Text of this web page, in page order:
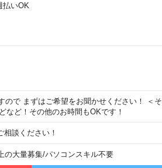
いOK
ので まずはご希望をお聞かせください！ ＜そ
など！その他のお時間もOKです！
談ください！
の大量募集/パソコンスキル不要